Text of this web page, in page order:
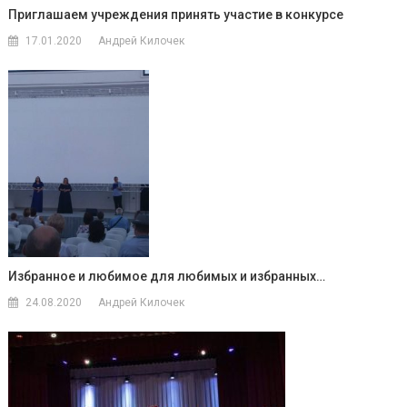
Приглашаем учреждения принять участие в конкурсе
17.01.2020 Андрей Килочек
Избранное и любимое для любимых и избранных…
24.08.2020 Андрей Килочек